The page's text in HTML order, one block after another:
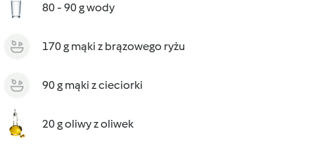
80 - 90 g wody
170 g mąki z brązowego ryżu
90 g mąki z cieciorki
20 g oliwy z oliwek